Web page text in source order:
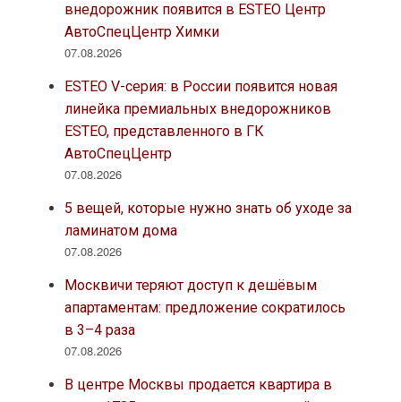
внедорожник появится в ESTEO Центр
АвтоСпецЦентр Химки
07.08.2026
ESTEO V-серия: в России появится новая
линейка премиальных внедорожников
ESTEO, представленного в ГК
АвтоСпецЦентр
07.08.2026
5 вещей, которые нужно знать об уходе за
ламинатом дома
07.08.2026
Москвичи теряют доступ к дешёвым
апартаментам: предложение сократилось
в 3–4 раза
07.08.2026
В центре Москвы продается квартира в